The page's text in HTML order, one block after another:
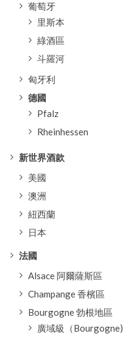
葡萄牙
里斯本
綠酒區
斗羅河
匈牙利
德國
Pfalz
Rheinhessen
新世界酒款
美國
澳洲
紐西蘭
日本
法國
Alsace 阿爾薩斯區
Champange 香檳區
Bourgogne 勃根地區
廣域級（Bourgogne)